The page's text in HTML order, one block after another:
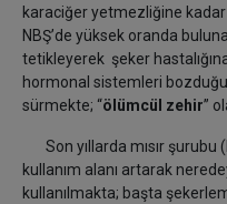
karaciğer yetmezliğine kadar
NBŞ’de yüksek oranda
tetikleyerek şeker
hormonal sistemleri
sürmekte; “ölümcül zehir”
Son yıllarda mısır şurubu
kullanım alanı artarak
kullanılmakta; başta